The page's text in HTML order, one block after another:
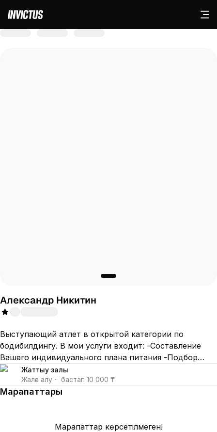
Александр Никитин
Выступающий атлет в открытой категории по
бодибилдингу. В мои услуги входит: -Составление
Вашего индивидуального плана питания -Подбор
БАДов и спортивного питания под поставленные
задачи -Разбор анализов -Планирование ,
организация и проведение Вашего тренировочного
Жаттығу залы
Жалға алу ・ бастап 10 000 ₸
Марапаттары
Марапаттар көрсетілмеген!